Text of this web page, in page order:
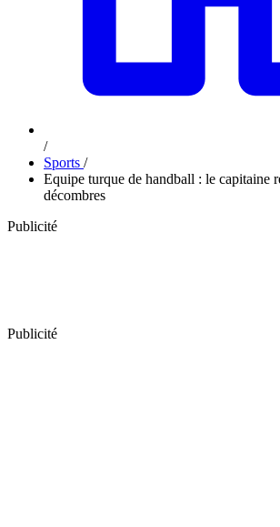
/
Sports /
Equipe turque de handball : le capitaine
décombres
Publicité
Publicité